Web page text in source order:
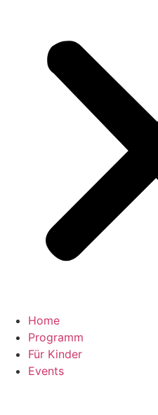
Home
Programm
Für Kinder
Events